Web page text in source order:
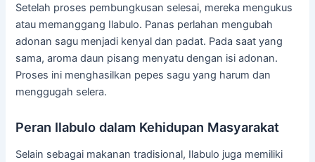
Setelah proses pembungkusan selesai, mereka mengukus
atau memanggang Ilabulo. Panas perlahan mengubah
adonan sagu menjadi kenyaldan padat. Pada saatyang
sama,aromadaun pisang menyatudengan isiadonan.
Proses ini menghasilkan pepes saguyang harumdan
menggugah selera.
Peran Ilabulodalam Kehidupan Masyarakat
Selain sebagai makanantradisional, Ilabulo juga memiliki